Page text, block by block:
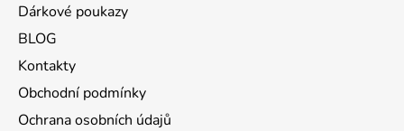
Dárkové poukazy
BLOG
Kontakty
Obchodní podmínky
Ochrana osobních údajů